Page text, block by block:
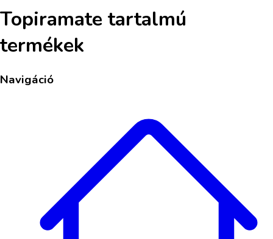
Topiramate tartalmú
termékek
Navigáció